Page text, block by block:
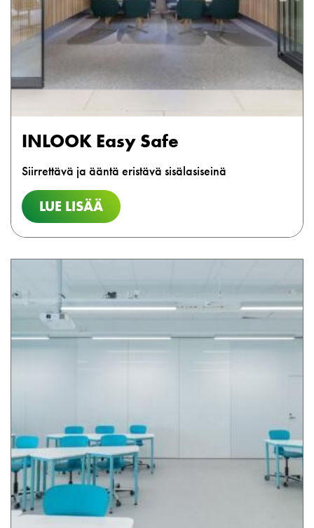
INLOOK Easy Safe
Siirrettävä ja ääntä eristävä sisälasiseinä
LUE LISÄÄ